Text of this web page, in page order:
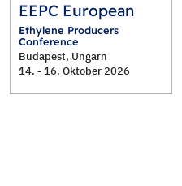
EEPC European
Ethylene Producers
Conference
Budapest, Ungarn
14. - 16. Oktober 2026